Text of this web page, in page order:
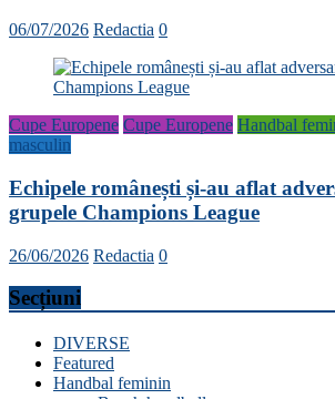
06/07/2026 Redactia 0
Cupe Europene Cupe Europene Handbal
masculin
Echipele românești și-au aflat
grupele Champions League
26/06/2026 Redactia 0
Secțiuni
DIVERSE
Featured
Handbal feminin